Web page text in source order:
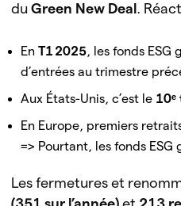
duGreen New Deal .
EnT1 2025, les fonds
d’entrées au trimestre
Aux États-Unis, c’est le
En Europe, premiers
=> Pourtant, les fonds
Les fermetures et